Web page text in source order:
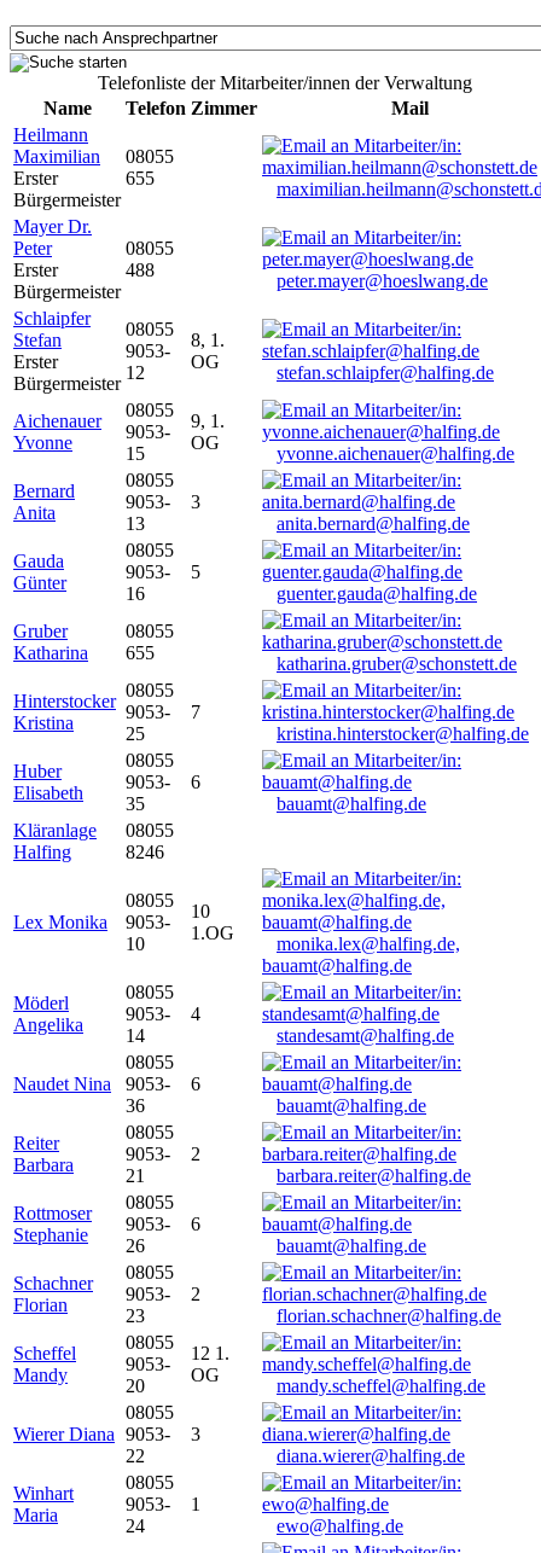
Telefonliste der Mitarbeiter/innen der Verwaltung
Name
Telefon Zimmer
Mail
Heilmann
Maximilian
Erster
Bürgermeister
08055
655
Mayer Dr.
Peter
Erster
Bürgermeister
08055
488
peter.mayer@hoeslwang.de
Schlaipfer
Stefan
Erster
Bürgermeister
08055
9053-
12
8, 1.
OG
stefan.schlaipfer@halfing.de
Aichenauer
Yvonne
08055
9053-
15
9, 1.
OG
yvonne.aichenauer@halfing.de
Bernard
Anita
08055
9053-
13
3
anita.bernard@halfing.de
Gauda
Günter
08055
9053-
16
5
guenter.gauda@halfing.de
Gruber
Katharina
08055
655
katharina.gruber@schonstett.de
Hinterstocker
Kristina
08055
9053-
25
7
kristina.hinterstocker@halfing.de
Huber
Elisabeth
08055
9053-
35
6
bauamt@halfing.de
Kläranlage
Halfing
08055
8246
Lex Monika
08055
9053-
10
10
1.OG
monika.lex@halfing.de,
bauamt@halfing.de
Möderl
Angelika
08055
9053-
14
4
standesamt@halfing.de
Naudet Nina
08055
9053-
36
6
bauamt@halfing.de
Reiter
Barbara
08055
9053-
21
2
barbara.reiter@halfing.de
Rottmoser
Stephanie
08055
9053-
26
6
bauamt@halfing.de
Schachner
Florian
08055
9053-
23
2
florian.schachner@halfing.de
Scheffel
Mandy
08055
9053-
20
12 1.
OG
mandy.scheffel@halfing.de
Wierer Diana
08055
9053-
22
3
diana.wierer@halfing.de
Winhart
Maria
08055
9053-
24
1
ewo@halfing.de